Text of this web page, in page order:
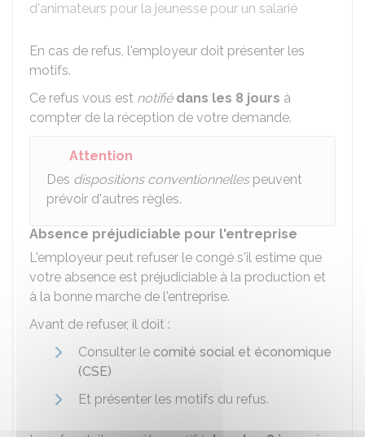
d'animateurs pour la jeunesse pour un salarié
En cas de refus, l'employeur doit présenter les
motifs.
Ce refus vous est notifié dans les 8 jours à
compter de la réception de votre demande.
Attention
Des dispositions conventionnellespeuvent
prévoir d'autres règles.
Absence préjudiciable pour l'entreprise
L'employeur peut refuser le congé s'il estime que
votre absence est préjudiciable à la production et
à la bonne marche de l'entreprise.
Avant de refuser, il doit :
Consulter le comité social et économique
(CSE)
Et présenter les motifs du refus.